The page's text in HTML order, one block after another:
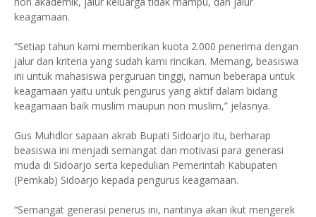
keagamaan.
“Setiap tahun kami memberikan kuota 2.000 penerima dengan
jalur dan kriteria yang sudah kami rincikan. Memang, beasiswa
ini untuk mahasiswa perguruan tinggi, namun beberapa untuk
keagamaan yaitu untuk pengurus yang aktif dalam bidang
keagamaan baik muslim maupun non muslim,” jelasnya.
Gus Muhdlor sapaan akrab Bupati Sidoarjo itu, berharap
beasiswa ini menjadi semangat dan motivasi para generasi
muda di Sidoarjo serta kepedulian Pemerintah Kabupaten
(Pemkab) Sidoarjo kepada pengurus keagamaan.
“Semangat generasi penerus ini, nantinya akan ikut mengerek